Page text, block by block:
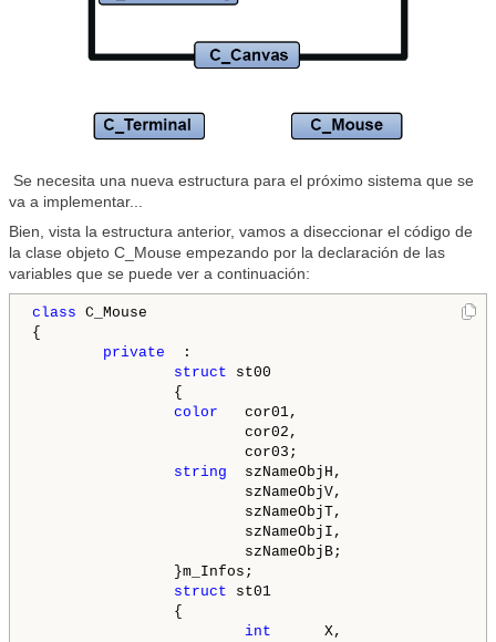
Se necesita una nueva estructura para el próximo sistema que se
va a implementar...
Bien, vista la estructura anterior, vamos a diseccionar el código de
la clase objeto C_Mouse empezando por la declaración de las
variables que se puede ver a continuación:
class C_Mouse
{
private :
struct st00
{
color cor01,
cor02,
cor03;
string szNameObjH,
szNameObjV,
szNameObjT,
szNameObjI,
szNameObjB;
}m_Infos;
struct st01
{
int X,